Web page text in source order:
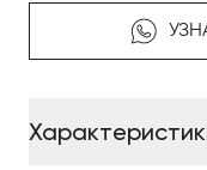
деликатная
легкостью всей
полностью обшит